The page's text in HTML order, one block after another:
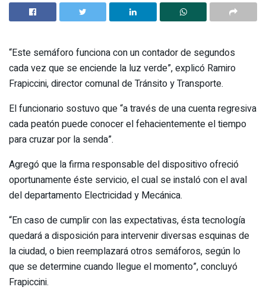
“Este semáforo funciona con un contador de segundos
cada vez que se enciende la luz verde”, explicó Ramiro
Frapiccini, director comunal de Tránsito y Transporte.
El funcionario sostuvo que “a través de una cuenta regresiva
cada peatón puede conocer el fehacientemente el tiempo
para cruzar por la senda”.
Agregó que la firma responsable del dispositivo ofreció
oportunamente éste servicio, el cual se instaló con el aval
del departamento Electricidad y Mecánica.
“En caso de cumplir con las expectativas, ésta tecnología
quedará a disposición para intervenir diversas esquinas de
la ciudad, o bien reemplazará otros semáforos, según lo
que se determine cuando llegue el momento”, concluyó
Frapiccini.